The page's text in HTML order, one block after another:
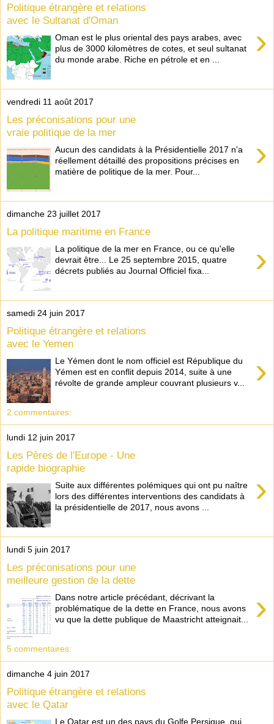
Politique étrangère et relations
avec le Sultanat d'Oman
›
Oman est le plus oriental des pays arabes, avec
plus de 3000 kilomètres de cotes, et seul sultanat
du monde arabe. Riche en pétrole et en ...
vendredi 11 août 2017
Les préconisations pour une
vraie politique de la mer
›
Aucun des candidats à la Présidentielle 2017 n'a
réellement détaillé des propositions précises en
matière de politique de la mer. Pour...
dimanche 23 juillet 2017
La politique maritime en France
›
La politique de la mer en France, ou ce qu'elle
devrait être... Le 25 septembre 2015, quatre
décrets publiés au Journal Officiel fixa...
samedi 24 juin 2017
Politique étrangère et relations
avec le Yemen
›
Le Yémen dont le nom officiel est République du
Yémen est en conflit depuis 2014, suite à une
révolte de grande ampleur couvrant plusieurs v...
2 commentaires:
lundi 12 juin 2017
Les Pères de l'Europe - Une
rapide biographie
›
Suite aux différentes polémiques qui ont pu naître
lors des différentes interventions des candidats à
la présidentielle de 2017, nous avons ...
lundi 5 juin 2017
Les préconisations pour une
meilleure gestion de la dette
›
Dans notre article précédant, décrivant la
problématique de la dette en France, nous avons
vu que la dette publique de Maastricht atteignait...
5 commentaires:
dimanche 4 juin 2017
Politique étrangère et relations
avec le Qatar
Le Qatar est un des pays du Golfe Persique, qui